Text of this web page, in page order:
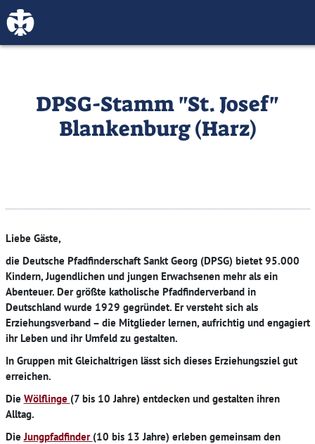
DPSG-Stamm "St. Josef"
Blankenburg (Harz)
Liebe Gäste,
die Deutsche Pfadfinderschaft Sankt Georg (DPSG) bietet 95.000
Kindern, Jugendlichen und jungen Erwachsenen mehr als ein
Abenteuer. Der größte katholische Pfadfinderverband in
Deutschland wurde 1929 gegründet. Er versteht sich als
Erziehungsverband – die Mitglieder lernen, aufrichtig und engagiert
ihr Leben und ihr Umfeld zu gestalten.
In Gruppen mit Gleichaltrigen lässt sich dieses Erziehungsziel gut
erreichen.
Die Wölflinge (7 bis 10 Jahre) entdecken und gestalten ihren
Alltag.
DieJungpfadfinder (10 bis 13 Jahre) erleben gemeinsam den